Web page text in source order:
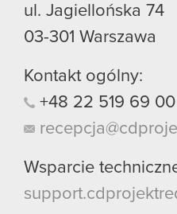
ul. Jagiellońska 74
03-301 Warszawa
Kontakt ogólny:
+48 22 519 69 00
Wsparcie